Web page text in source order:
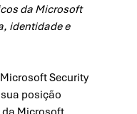
da Microsoft
identidade e
Security
posição